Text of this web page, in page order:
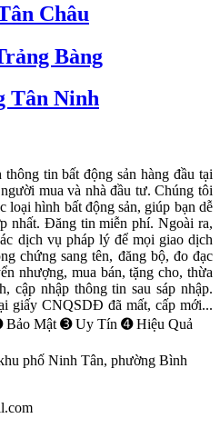
Châu
Bàng
Tân Ninh
tin bất động sản hàng đầu tại
mua và nhà đầu tư. Chúng tôi
loại hình bất động sản, giúp bạn dễ
nhất. Đăng tin miễn phí. Ngoài ra,
dịch vụ pháp lý để mọi giao dịch
chứng sang tên, đăng bộ, đo đạc
nhượng, mua bán, tặng cho, thừa
cập nhập thông tin sau sáp nhập.
giấy CNQSDĐ đã mất, cấp mới...
Bảo Mật ➌ Uy Tín ➍ Hiệu Quả
phố Ninh Tân, phường Bình